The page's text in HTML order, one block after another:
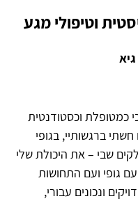
וטיפולי מגע
כמטופלת וכסטודנטית
ברגשותיי, בגופי
שבי – את היכולת שלי
גופי ועם התחושות
ונכונים עבורי,